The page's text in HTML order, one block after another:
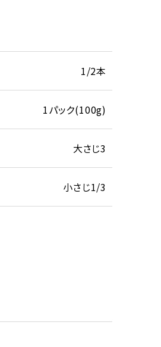
1/2本
1パック(100g)
大さじ3
小さじ1/3